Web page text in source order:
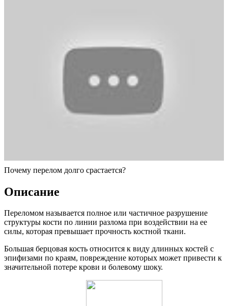
Почему перелом долго срастается?
Описание
Переломом называется полное или частичное разрушение
структуры кости по линии разлома при воздействии на ее
силы, которая превышает прочность костной ткани.
Большая берцовая кость относится к виду длинных костей с
эпифизами по краям, повреждение которых может привести к
значительной потере крови и болевому шоку.